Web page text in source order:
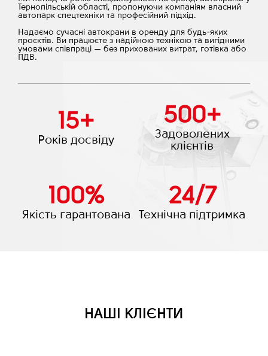
Тернопільській області, пропонуючи компаніям власний
автопарк спецтехніки та професійний підхід.
Надаємо сучасні автокрани в оренду для будь-яких
проєктів. Ви працюєте з надійною технікою та вигідними
умовами співпраці — без прихованих витрат, готівка або
ПДВ.
15+
Років досвіду
500+
Задоволених
клієнтів
100%
Якість гарантована
24/7
Технічна підтримка
НАШІ КЛІЄНТИ